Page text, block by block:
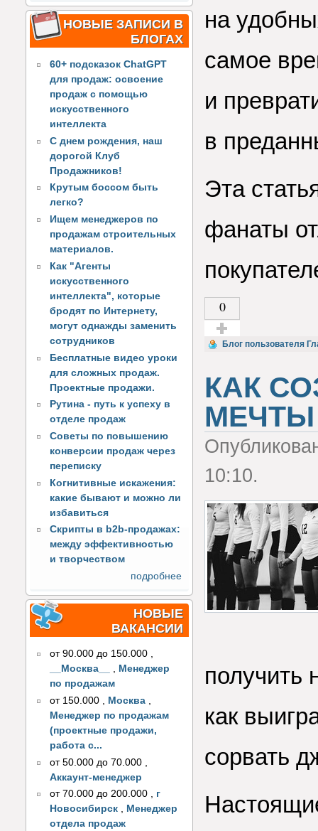
НОВЫЕ ЗАПИСИ В
БЛОГАХ
60+ подсказок ChatGPT
для продаж: освоение
продаж с помощью
искусственного
интеллекта
С днем рождения, наш
дорогой Клуб
Продажников!
Крутым боссом быть
легко?
Ищем менеджеров по
продажам строительных
материалов.
Как "Агенты
искусственного
интеллекта", которые
бродят по Интернету,
могут однажды заменить
сотрудников
Бесплатные видео уроки
для сложных продаж.
Проектные продажи.
Рутина - путь к успеху в
отделе продаж
Советы по повышению
конверсии продаж через
переписку
Когнитивные искажения:
какие бывают и можно ли
избавиться
Скрипты в b2b-продажах:
между эффективностью
и творчеством
подробнее
НОВЫЕ
ВАКАНСИИ
от 90.000 до 150.000 ,
__Москва__
, Менеджер
по продажам
от 150.000
Москва
Менеджер по продажам
(проектные продажи,
работа с...
от 50.000 до 70.000
Аккаунт-менеджер
от 70.000 до 200.000 , г
Новосибирск , Менеджер
отдела продаж
на
самое
и
в
Эта
фанаты
0
Голос за!
Блог пользователя
КАК
МЕЧТЫ
10:10.
получить
как
сорвать